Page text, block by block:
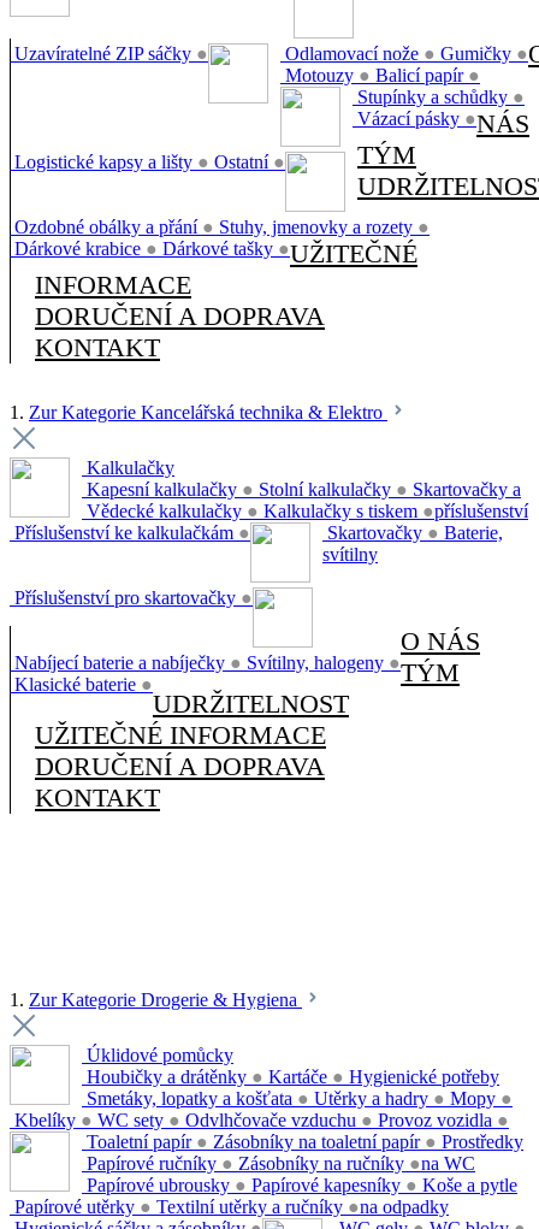
Uzavíratelné ZIP sáčky ● Odlamovací nože ● Gumičky ●
Motouzy ● Balicí papír ●
Stupínky a schůdky ●
Vázací pásky ●
Logistické kapsy a lišty ● Ostatní ●
Ozdobné obálky a přání ● Stuhy, jmenovky a rozety ●
Dárkové krabice ● Dárkové tašky ●
NÁS
TÝM
UŽITEČNÉ
INFORMACE
DORUČENÍ A DOPRAVA
KONTAKT
1. Zur Kategorie Kancelářská technika & Elektro
Kalkulačky
Kapesní kalkulačky ● Stolní kalkulačky ●
Vědecké kalkulačky ● Kalkulačky s tiskem ●
Příslušenství ke kalkulačkám ●
Skartovačky a
příslušenství
Skartovačky ●
Příslušenství pro skartovačky ●
Baterie,
svítilny
Nabíjecí baterie a nabíječky ● Svítilny, halogeny ●
Klasické baterie ●
O NÁS
TÝM
UDRŽITELNOST
UŽITEČNÉ INFORMACE
DORUČENÍ A DOPRAVA
KONTAKT
1. Zur Kategorie Drogerie & Hygiena
Úklidové pomůcky
Houbičky a drátěnky ● Kartáče ●
Smetáky, lopatky a košťata ● Utěrky a hadry ● Mopy ●
Kbelíky ● WC sety ● Odvlhčovače vzduchu ● Provoz vozidla ●
Hygienické potřeby
Toaletní papír ● Zásobníky na toaletní papír ●
Papírové ručníky ● Zásobníky na ručníky ●
Papírové ubrousky ● Papírové kapesníky ●
Papírové utěrky ● Textilní utěrky a ručníky ●
Prostředky
na WC
Koše a pytle
na odpadky